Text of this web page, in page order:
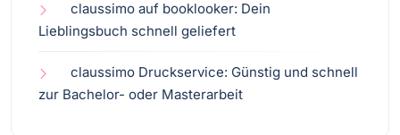
claussimo auf booklooker: Dein
Lieblingsbuch schnell geliefert
claussimo Druckservice: Günstig und schnell
zur Bachelor- oder Masterarbeit